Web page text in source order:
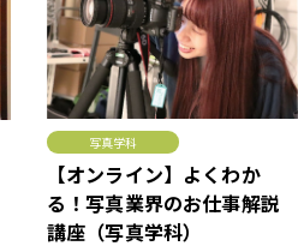
写真学科
【オンライン】よくわか
る！写真業界のお仕事解説
講座（写真学科）